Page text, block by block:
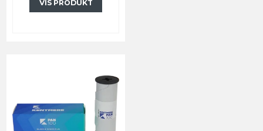
VIS PRODUKT